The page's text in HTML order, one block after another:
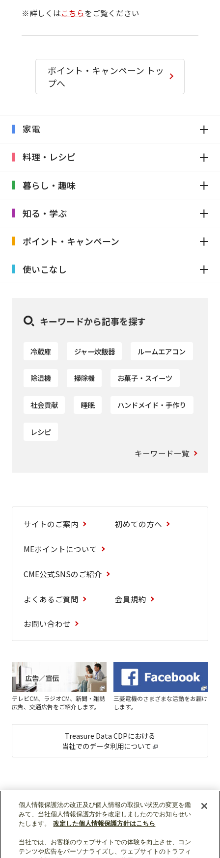
※詳しくはこちらをご覧ください
ポイント・キャンペーン トッ
プへ
家電
料理・レシピ
暮らし・趣味
知る・学ぶ
ポイント・キャンペーン
使いこなし
キーワードから記事を探す
冷蔵庫 ジャー炊飯器 ルームエアコン
除湿機 掃除機 お菓子・スイーツ
社会貢献 睡眠 ハンドメイド・手作り
レシピ
キーワード一覧
サイトのご案内 初めての方へ
MEポイントについて
CME公式SNSのご紹介
よくあるご質問 会員規約
お問い合わせ
テレビCM、ラジオCM、新聞・雑誌
広告、交通広告をご紹介します。
三菱電機のさまざまな活動をお届け
します。
Treasure Data CDPにおける
当社でのデータ利用について
ソーシャルメディア公式アカウント一覧
個人情報保護法の改正及び個人情報の取扱い状況の変更を鑑
みて、当社個人情報保護方針を改定しましたのでお知らせい
たします。
改定した個人情報保護方針はこちら
当社では、お客様のウェブサイトでの体験を向上させ、コン
テンツや広告をパーソナライズし、ウェブサイトのトラフィ